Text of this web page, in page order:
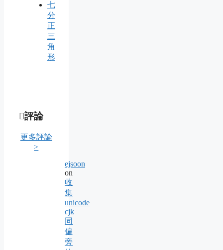
七
分
正
三
角
形
評論
更多評論
>
ejsoon
on
收
集
unicode
cjk
同
偏
旁